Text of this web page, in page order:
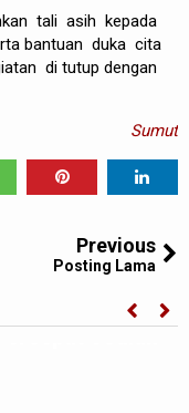
tali asih kepada
bantuan duka cita
di tutup dengan
Sumut
Previous
Posting Lama
Kepala
Usulan